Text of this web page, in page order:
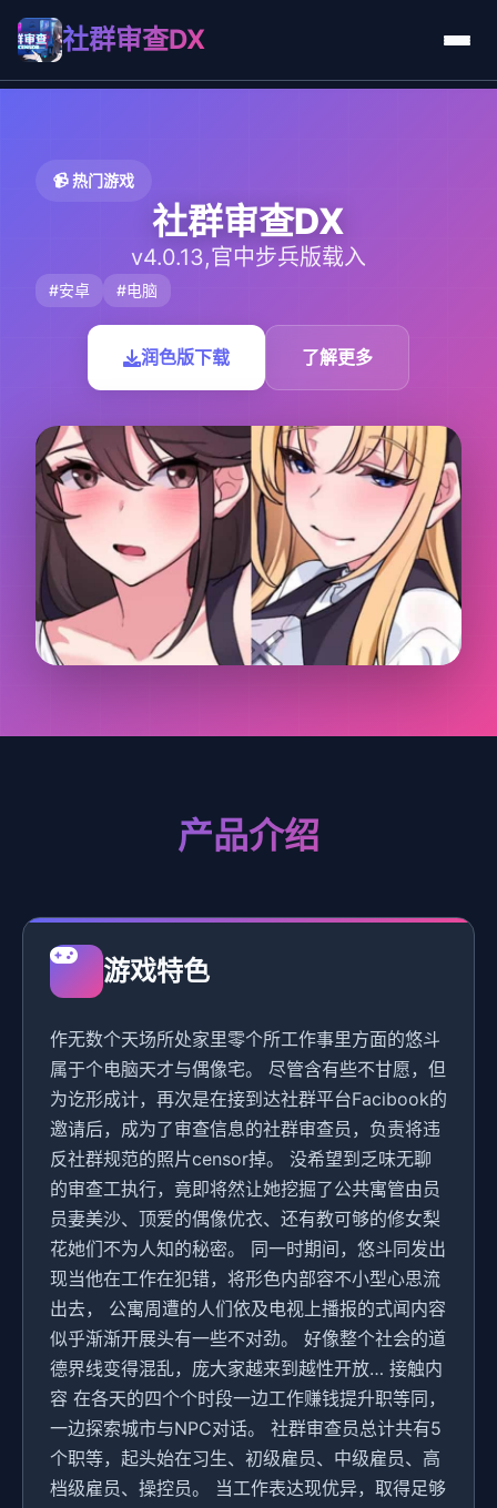
社群审查DX
📹 热门游戏
社群审查DX
v4.0.13,官中步兵版载入
#安卓 #电脑
润色版下载 了解更多
产品介绍
游戏特色
作无数个天场所处家里零个所工作事里方面的悠斗
属于个电脑天才与偶像宅。 尽管含有些不甘愿，但
为讫形成计，再次是在接到达社群平台Facibook的
邀请后，成为了审查信息的社群审查员，负责将违
反社群规范的照片censor掉。 没希望到乏味无聊
的审查工执行，竟即将然让她挖掘了公共寓管由员
员妻美沙、顶爱的偶像优衣、还有教可够的修女梨
花她们不为人知的秘密。 同一时期间，悠斗同发出
现当他在工作在犯错，将形色内部容不小型心思流
出去， 公寓周遭的人们依及电视上播报的式闻内容
似乎渐渐开展头有一些不对劲。 好像整个社会的道
德界线变得混乱，庞大家越来到越性开放… 接触内
容 在各天的四个个时段一边工作赚钱提升职等同，
一边探索城市与NPC对话。 社群审查员总计共有5
个职等，起头始在习生、初级雇员、中级雇员、高
档级雇员、操控员。 当工作表达现优异，取得足够